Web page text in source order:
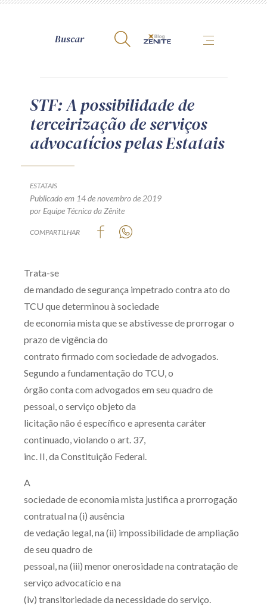
A Zênite
Como publicar conosco
Site da Zênite
Política de Privacidade
Guia de Direitos dos Titulares de Dados
Encarregado (contato)
Produtos e serviços
Zênite Fácil IA
Zênite Play
Capacitação
Zênite Online
Eventos presenciais
Diferenciais
Av. Sete de Setembro, 4698
STF: A possibilidade de
terceirização de serviços
advocatícios pelas Estatais
ESTATAIS
Publicado em 14 de novembro de 2019
por Equipe Técnica da Zênite
COMPARTILHAR
Trata-se
de mandado de segurança impetrado contra ato do
TCU que determinou à sociedade
de economia mista que se abstivesse de prorrogar o
prazo de vigência do
contrato firmado com sociedade de advogados.
Segundo a fundamentação do TCU, o
órgão conta com advogados em seu quadro de
pessoal, o serviço objeto da
licitação não é específico e apresenta caráter
continuado, violando o art. 37,
inc. II, da Constituição Federal.
A
sociedade de economia mista justifica a prorrogação
contratual na (i) ausência
de vedação legal, na (ii) impossibilidade de ampliação
de seu quadro de
pessoal, na (iii) menor onerosidade na contratação de
serviço advocatício e na
(iv) transitoriedade da necessidade do serviço.